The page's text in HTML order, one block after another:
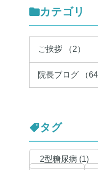
カテゴリ
ご挨拶 （2）
院長ブログ （64
タグ
2型糖尿病 (1)